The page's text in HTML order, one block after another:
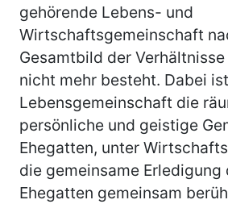
gehörende Lebens- und
Wirtschaftsgemeinschaft
Gesamtbild der
nicht mehr besteht. Dabei
Lebensgemeinschaft die
persönliche und geistige
Ehegatten, unter
die gemeinsame Erledigung
Ehegatten gemeinsam